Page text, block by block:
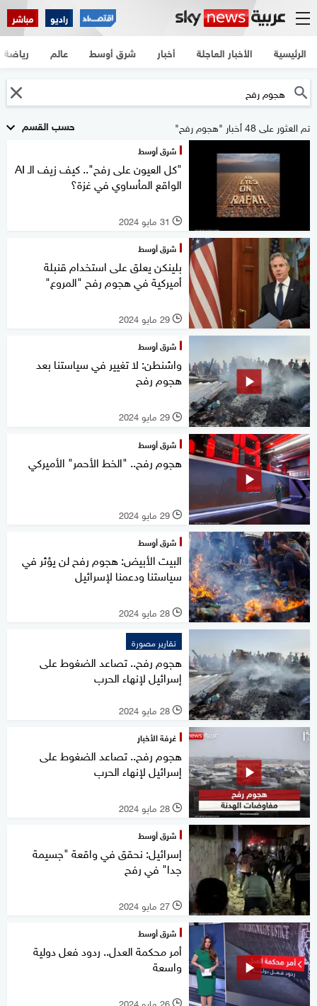
راديو مباشر
الرئيسية الأخبار العاجلة أخبار شرق أوسط عالم رياضة
حسب القسم تم العثور على 48 أخبار "هجوم رفح"
شرق أوسط
"كل العيون على رفح".. كيف زيف الـ AI
الواقع المأساوي في غزة؟
l 31 مايو 2024
شرق أوسط
بلينكن يعلق على استخدام قنبلة
أميركية في هجوم رفح "المروع"
l 29 مايو 2024
شرق أوسط
واشنطن: لا تغيير في سياستنا بعد
هجوم رفح
l 29 مايو 2024
شرق أوسط
هجوم رفح.. "الخط الأحمر" الأميركي
l 29 مايو 2024
شرق أوسط
البيت الأبيض: هجوم رفح لن يؤثر في
سياستنا ودعمنا لإسرائيل
l 28 مايو 2024
تقارير مصورة
هجوم رفح.. تصاعد الضغوط على
إسرائيل لإنهاء الحرب
l 28 مايو 2024
غرفة الأخبار
هجوم رفح.. تصاعد الضغوط على
إسرائيل لإنهاء الحرب
l 28 مايو 2024
شرق أوسط
إسرائيل: نحقق في واقعة "جسيمة
جدا" في رفح
l 27 مايو 2024
شرق أوسط
أمر محكمة العدل.. ردود فعل دولية
واسعة
l